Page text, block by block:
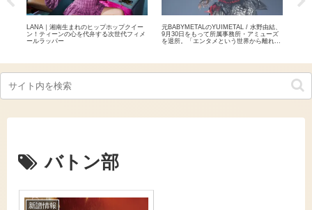
LANA｜湘南生まれのヒップホップクイー
ン！ティーンの心を代弁する次世代フィメ
ールラッパー
元BABYMETALのYUIMETAL / 水野由結、
9月30日をもって所属事務所・アミューズ
を退所。「エンタメという世界から離れて
バトン部
新譜情報